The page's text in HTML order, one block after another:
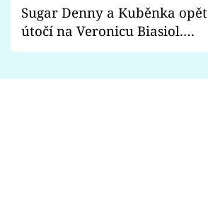
Sugar Denny a Kuběnka opět
útočí na Veronicu Biasiol.
Proč je podle nich falešná a